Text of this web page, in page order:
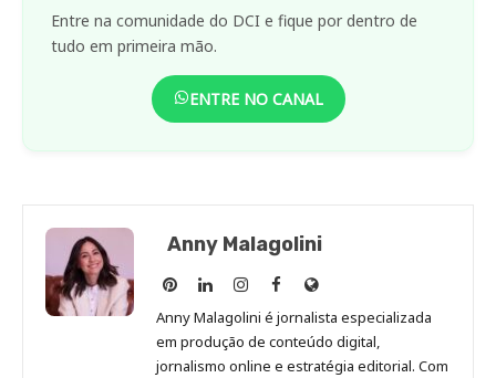
Entre na comunidade do DCI e fique por dentro de
tudo em primeira mão.
ENTRE NO CANAL
Anny Malagolini
Anny
Malagolini
no
Pinterest
Anny
Malagolini
no
LinkedIn
Anny
Malagolini
no
Instagram
Anny
Malagolini
no
Facebook
Site
de
Anny
Malagolini
Anny Malagolini é jornalista especializada
em produção de conteúdo digital,
jornalismo online e estratégia editorial. Com